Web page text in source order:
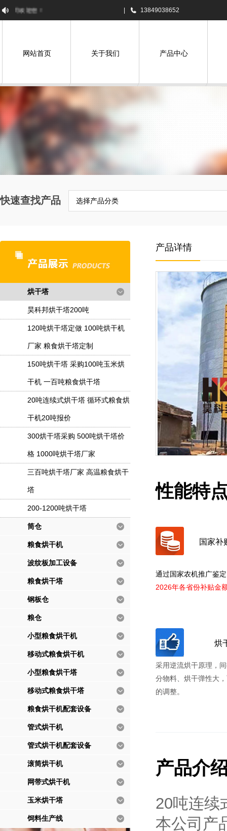
欢迎您！ 13849038652
网站首页 关于我们 产品中心
快速查找产品 选择产品分类
烘干塔
昊科邦烘干塔200吨
120吨烘干塔定做 100吨烘干机
厂家 粮食烘干塔定制
150吨烘干塔 采购100吨玉米烘
干机 一百吨粮食烘干塔
20吨连续式烘干塔 循环式粮食烘
干机20吨报价
300烘干塔采购 500吨烘干塔价
格 1000吨烘干塔厂家
三百吨烘干塔厂家 高温粮食烘干
塔
200-1200吨烘干塔
筒仓
粮食烘干机
波纹板加工设备
粮食烘干塔
钢板仓
粮仓
小型粮食烘干机
移动式粮食烘干机
小型粮食烘干塔
移动式粮食烘干塔
粮食烘干机配套设备
管式烘干机
管式烘干机配套设备
滚筒烘干机
网带式烘干机
玉米烘干塔
饲料生产线
产品详情
性能特
国家补
通过国家农机推广鉴
2026年各省份补贴金
烘
采用逆流烘干原理，
分物料、烘干弹性大
的调整。
产品介
20吨连续
本公司产